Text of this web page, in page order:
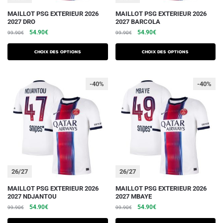
MAILLOT PSG EXTERIEUR 2026
2027 DRO
99.90€
Le
initial
était :
54.90€Le
actuel
est :
Choix des options
Ce
produit
a
plusieurs
variations.
peuvent
être
choisies
du
MAILLOT PSG EXTERIEUR 2026
2027 BARCOLA
99.90€
Le
initial
était :
54.90€Le
actuel
est :
Choix des options
Ce
produit
a
plusieurs
variations.
options
peuvent
être
choisies
du
26/27
-40%
MAILLOT PSG EXTERIEUR 2026
2027 NDJANTOU
99.90€
Le
54.90€Le
Ce
produit
a
26/27
-40%
MAILLOT PSG EXTERIEUR 2026
2027 MBAYE
99.90€
Le
54.90€Le
Ce
produit
a